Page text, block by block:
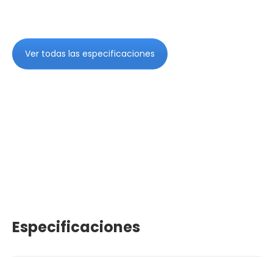
Ver todas las especificaciones
Especificaciones